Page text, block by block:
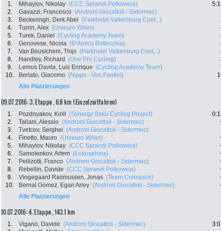
1. Mihaylov, Nikolay (CCC Sprandi Polkowice)
2.
Gavazzi, Francesco (Androni Giocattoli - Sidermec)
3.
Beckeringh, Derk Abel (Parkhotel Valkenburg Cont...)
4.
Turrin, Alex (Unieuro Wilier)
5.
Turek, Daniel (Cycling Academy Team)
6.
Genovese, Nicola (D'Amico Bottecchia)
7.
Van Beusichem, Thijs (Parkhotel Valkenburg Cont...)
8.
Handley, Richard (One Pro Cycling)
9.
Lemus Davila, Luis Enrique (Cycling Academy Team)
10.
Berlato, Giacomo (Nippo - Vini Fantini)
Alle Platzierungen
09.07.2016: 3. Etappe , 6.8 km (Einzelzeitfahren)
1. Pozdnyakov, Kirill (Synergy Baku Cycling Project)
2.
Taliani, Alessio (Androni Giocattoli - Sidermec)
3.
Tvetcov, Serghei (Androni Giocattoli - Sidermec)
4.
Finetto, Mauro (Unieuro Wilier)
5.
Mihaylov, Nikolay (CCC Sprandi Polkowice)
6.
Samolenkov, Artem (Lokosphinx)
7.
Pellizotti, Franco (Androni Giocattoli - Sidermec)
8.
Rebellin, Davide (CCC Sprandi Polkowice)
9.
Vingegaard Rasmussen, Jonas (Team Coloquick)
10.
Bernal Gomez, Egan Arley (Androni Giocattoli - Sidermec)
Alle Platzierungen
10.07.2016: 4. Etappe , 143.1 km
1. Vigano, Davide (Androni Giocattoli - Sidermec)